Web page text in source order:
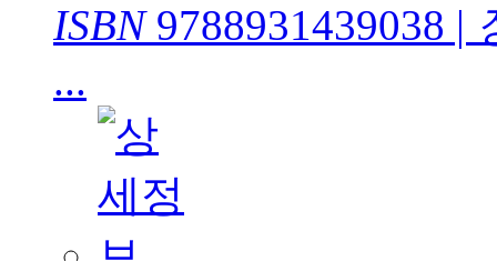
ISBN9788931439038 |
...